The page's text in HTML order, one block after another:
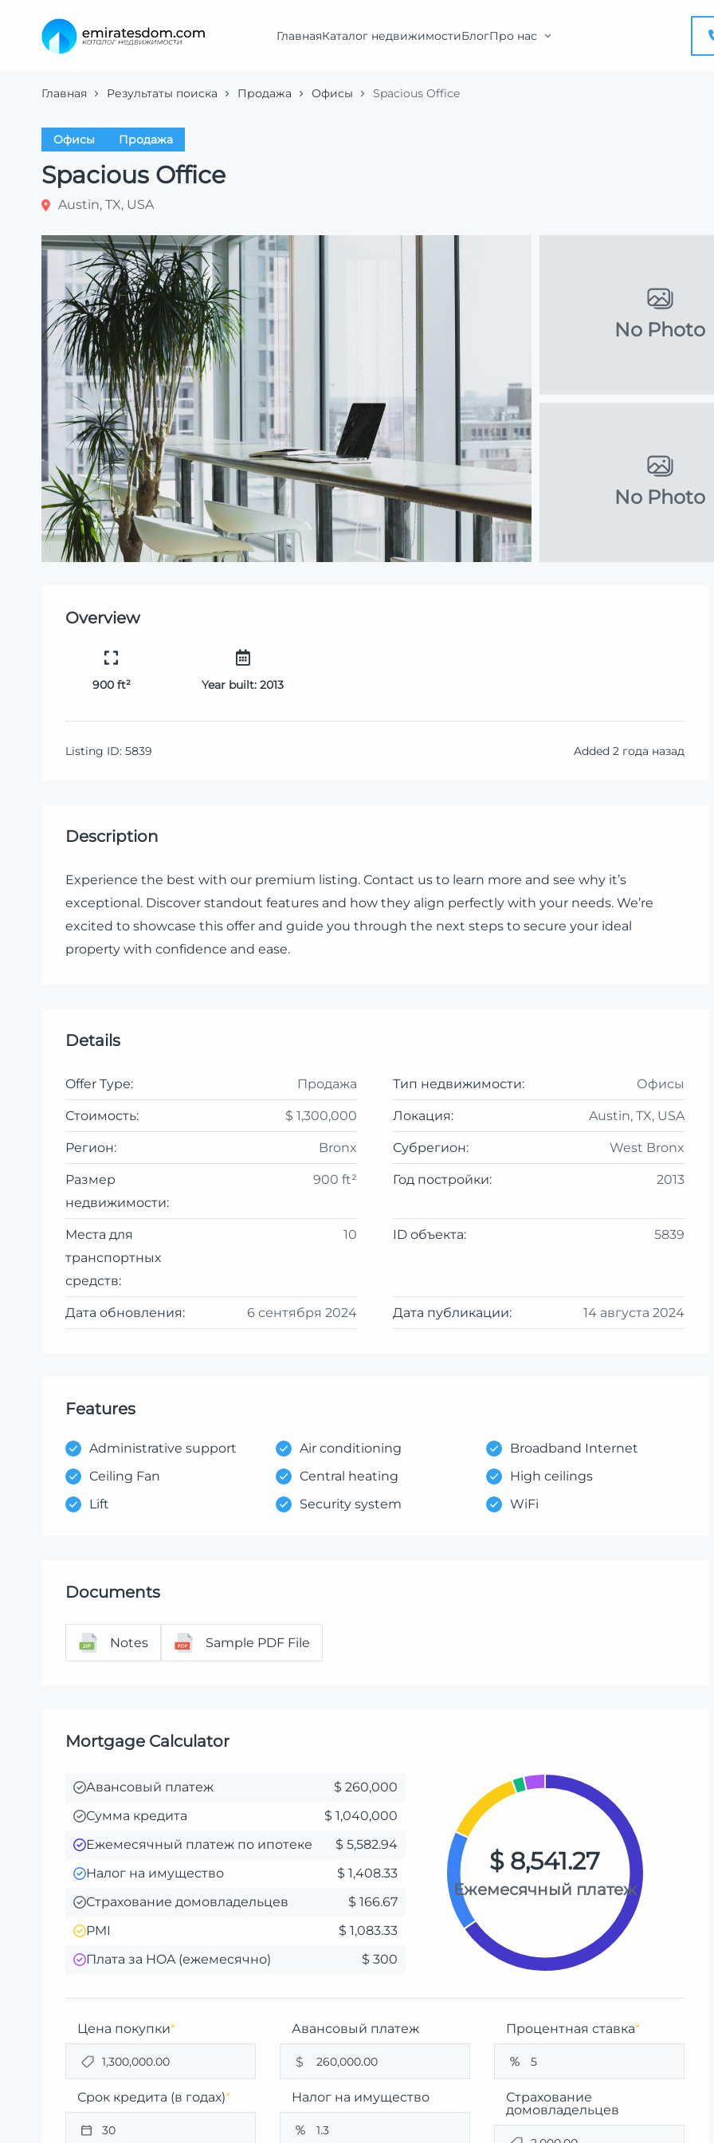
ГлавнаяКаталог недвижимостиБлогПро нас
Главная Результаты поиска Продажа Офисы Spacious Office
Офисы Продажа
Spacious Office
Austin, TX, USA
No Photo
No Photo
Overview
900 ft² Year built:2013
Listing ID: 5839 Added 2 года назад
Description
Experience the best with our premium listing. Contact us to learn more and see why it’s
exceptional. Discover standout features and how they align perfectly with your needs. We’re
excited to showcase this offer and guide you through the next steps to secure your ideal
property with confidence and ease.
Details
Offer Type: Продажа Тип недвижимости: Офисы
Стоимость: $ 1,300,000 Локация: Austin, TX, USA
Регион: Bronx Субрегион: West Bronx
Размер
недвижимости:
900 ft² Год постройки: 2013
Места для
транспортных
средств:
10 ID объекта: 5839
Дата обновления: 6 сентября 2024 Дата публикации: 14 августа 2024
Features
Administrative support Air conditioning
Broadband Internet
Ceiling Fan
Central heating
High ceilings
Lift
Security system WiFi
Documents
Notes Sample PDF File
Mortgage Calculator
Авансовый платеж
$ 260,000
Сумма кредита
$ 1,040,000
Ежемесячный платеж по ипотеке
$ 5,582.94
Налог на имущество
$ 1,408.33
Страхование домовладельцев
$ 166.67
PMI
$ 1,083.33
Плата за HOA (ежемесячно)
$ 300
$ 8,541.27
Ежемесячный платеж
Цена покупки* Авансовый платеж
$
Процентная ставка*
Срок кредита (в годах)* Налог на имущество
Страхование
домовладельцев